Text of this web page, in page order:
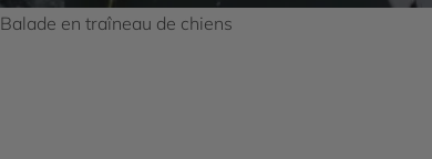
Balade en traîneau de chiens